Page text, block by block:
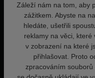
Záleží nám na tom, aby
zážitkem. Abyste na
hledáte, ušetřili
reklamy na věci, které
v zobrazení na které
přihlašovat. Proto
zpracováním